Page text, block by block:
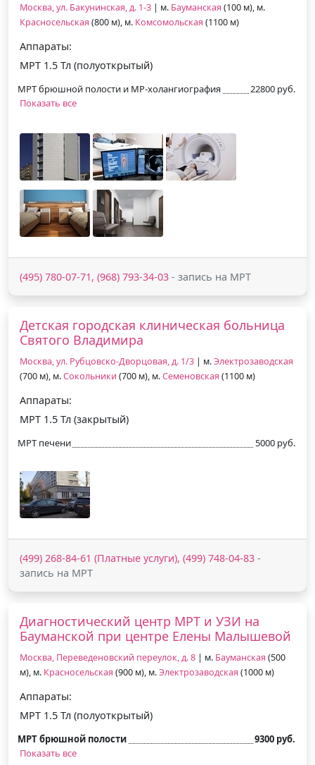
Москва, ул. Бакунинская, д. 1-3 | м. Бауманская (100 м), м.
Красносельская (800 м), м. Комсомольская (1100 м)
Аппараты:
МРТ 1.5 Тл (полуоткрытый)
МРТ брюшной полости и МР-холангиография
22800 руб.
Показать все
(495) 780-07-71, (968) 793-34-03 - запись на МРТ
Детская городская клиническая больница
Святого Владимира
Москва, ул. Рубцовско-Дворцовая, д. 1/3 | м.Электрозаводская
(700 м), м.Сокольники (700 м), м.Семеновская (1100 м)
Аппараты:
МРТ 1.5 Тл (закрытый)
МРТ печени 5000 руб.
(499) 268-84-61 (Платные услуги), (499) 748-04-83 -
запись на МРТ
Диагностический центр МРТ и УЗИ на
Бауманской при центре Елены Малышевой
Москва, Переведеновский переулок, д. 8 | м. Бауманская (500
м), м. Красносельская (900 м), м.Электрозаводская (1000 м)
Аппараты:
МРТ 1.5 Тл (полуоткрытый)
МРТ брюшной полости
9300 руб.
Показать все